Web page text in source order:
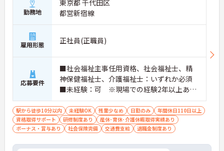
勤務地
東京都 千代田区
都営新宿線
雇用形態 正社員(正職員)
応募要件
■社会福祉主事任用資格、社会福祉士、精
神保健福祉士、介護福祉士：いずれか必須
■未経験：可 ※現場での経験2年以上あれ
ば尚可 ※PCスキル：必須
駅から徒歩10分以内 未経験OK 残業少なめ 日勤のみ
年間休日110日以上
資格取得サポート
研修制度あり
産休･育休･介護休暇取得実績あり
ボーナス・賞与あり
社会保険完備 交通費支給 退職金制度あり